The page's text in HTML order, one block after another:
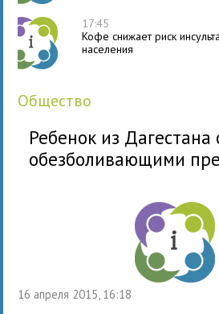
17:45
Кофе снижает риск
населения
общество
Ребенок из Дагестана
обезболивающими
16 апреля 2015, 16:18